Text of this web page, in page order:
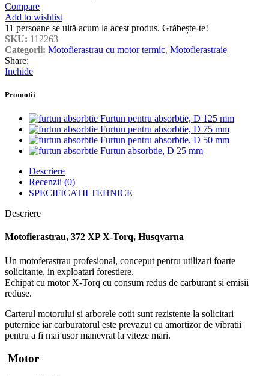
Compare
Add to wishlist
11 persoane se uită acum la acest produs. Grăbește-te!
SKU: 112263
Categorii: Motofierastrau cu motor termic, Motofierastraie
Share:
Inchide
Promotii
Furtun pentru absorbtie, D 125 mm
Furtun pentru absorbtie, D 75 mm
Furtun pentru absorbtie, D 50 mm
Furtun absorbtie, D 25 mm
Descriere
Recenzii (0)
SPECIFICATII TEHNICE
Descriere
Motofierastrau, 372 XP X-Torq, Husqvarna
Un motoferastrau profesional, conceput pentru utilizari foarte
solicitante, in exploatari forestiere.
Echipat cu motor X-Torq cu consum redus de carburant si emisii
reduse.
Carterul motorului si arborele cotit sunt rezistente la solicitari
puternice iar carburatorul este prevazut cu amortizor de vibratii
pentru a fi mai usor manevrat la viteze mari.
Motor